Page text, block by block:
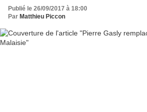
Publié le 26/09/2017 à 18:00
Par Matthieu Piccon